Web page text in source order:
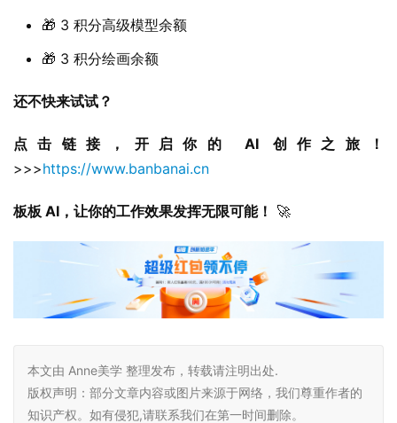
🎁 3 积分高级模型余额
🎁 3 积分绘画余额
还不快来试试？
点击链接，开启你的 AI 创作之旅！
>>>https://www.banbanai.cn
板板 AI，让你的工作效果发挥无限可能！ 🚀
本文由 Anne美学 整理发布，转载请注明出处.
版权声明：部分文章内容或图片来源于网络，我们尊重作者的
知识产权。如有侵犯,请联系我们在第一时间删除。